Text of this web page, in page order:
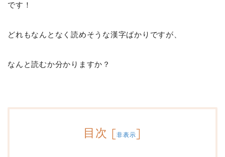
です！
どれもなんとなく読めそうな漢字ばかりですが、
なんと読むか分かりますか？
目次 [非表示]